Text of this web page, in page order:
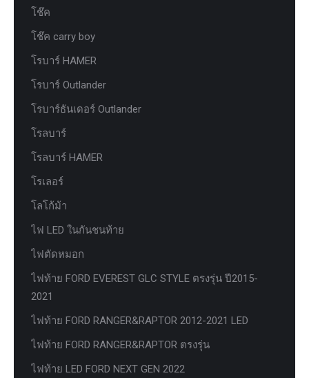
โช๊ค
โช๊ค carry boy
โรบาร์ HAMER
โรบาร์ Outlander
โรบาร์ธันเดอร์ Outlander
โรลบาร์
โรลบาร์ HAMER
โรเลอร์
โลโก้ม้า
ไฟ LED ในกันชนท้าย
ไฟตัดหมอก
ไฟท้าย FORD EVEREST GLC STYLE ตรงรุ่น ปี2015-
2021
ไฟท้าย FORD RANGER&RAPTOR 2012-2021 LED
ไฟท้าย FORD RANGER&RAPTOR ตรงรุ่น
ไฟท้าย LED FORD NEXT GEN 2022